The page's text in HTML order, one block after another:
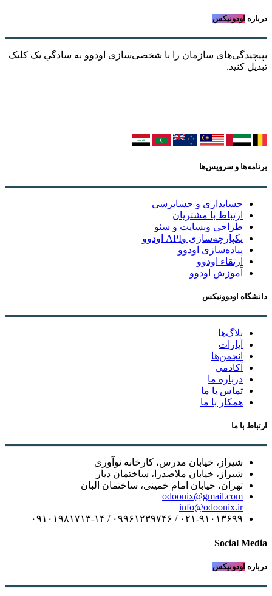
درباره اودونیکس
بپیچیدگی‌های سازمان را با شخصی‌سازی اودوو به سادگیِ یک کلیک
تبدیل کنید.
برنامه‌ها و سرویس‌ها
حسابداری و حسابرسی
ارتباط با مشتریان
طراحی وبسایت و سئو
یکپارچه‌سازی وAPI اودوو
پیاده‌سازی اودوو
ارتقاء اودوو
آموزش اودوو
دانشگاه اودوونیکس
بلاگ‌ها
آپارات
انجمن‌ها
آکادمی
درباره ما
تماس با ما
همکار با ما
ارتباط با ما
شیراز، خیابان مدرس، کارخانه نوآوری
شیراز، خیابان ملاصدرا، ساختمان دیار
تهران، خیابان امام خمینی، ساختمان البان
odoonix@gmail.com
info@odoonix.ir
۰۲۱-۹۱۰۱۳۶۹۹ / ۰۹۹۶۱۲۳۹۷۴۶ / ۰۹۱۰۱۹۸۱۷۱۳-۱۴
Social Media
درباره اودونیکس